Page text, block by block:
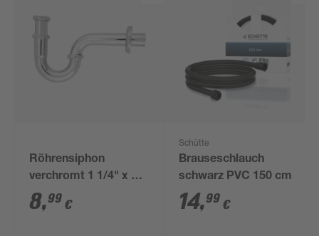
Röhrensiphon
verchromt 1 1/4" x 32
mm
8,99 €
Schütte
Brauseschlauch
schwarz PVC 150 cm
14,99 €